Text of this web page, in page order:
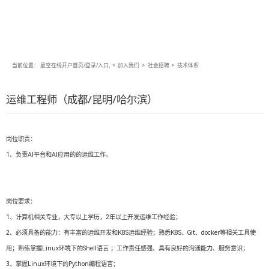
当前位置： 星空在线开户首页/登录/入口, > 加入我们 > 社会招聘 > 技术体系
运维工程师（成都/昆明/哈尔滨）
岗位职责：
1、负责AI平台和AI应用的的运维工作。
岗位要求：
1、计算机相关专业，大专以上学历，2年以上开发运维工作经验；
2、必须具备的能力：有丰富的运维开发和K8S运维经验；熟悉K8S、Git、docker等相关工具使
用；熟练掌握Linux环境下的Shell语言 ；工作责任感强、具有良好的沟通能力、服务意识；
3、掌握Linux环境下的Python编程语言；